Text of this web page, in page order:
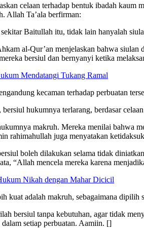
celaan terhadap bentuk ibadah
Allah Ta’ala berfirman:
Baitullah itu, tidak lain hanyalah
al-Qur’an menjelaskan bahwa siulan
bersiul dan bernyanyi ketika
Mendatangi Tukang Ramal
kecaman terhadap perbuatan
bersiul hukumnya terlarang, berdasar
makruh. Mereka menilai bahwa
rahimahullah juga menyatakan
boleh dilakukan selama tidak
“Allah mencela mereka karena
Nikah dengan Mahar Dicicil
kuat adalah makruh, sebagaimana
bersiul tanpa kebutuhan, agar tidak
dalam setiap perbuatan. Aamiin. []